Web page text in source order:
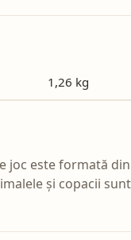
1,26 kg
joc este formată
și copacii